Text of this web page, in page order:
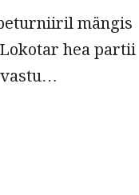
mängis
hea partii